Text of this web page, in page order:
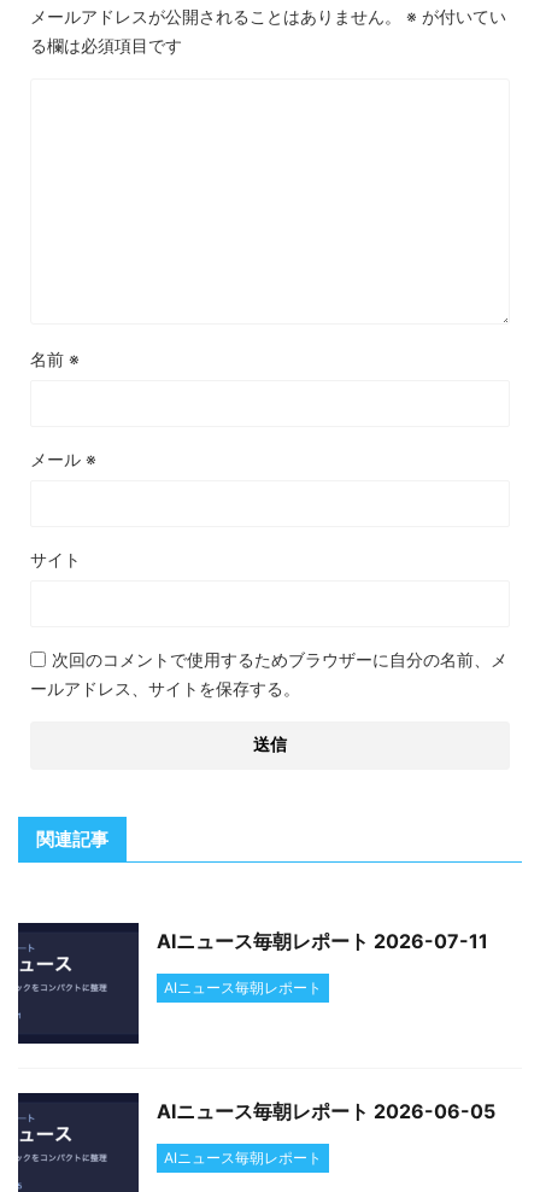
メールアドレスが公開されることはありません。 ※ が付いてい
る欄は必須項目です
名前 ※
メール ※
サイト
次回のコメントで使用するためブラウザーに自分の名前、メ
ールアドレス、サイトを保存する。
関連記事
AIニュース毎朝レポート 2026-07-11
AIニュース毎朝レポート
AIニュース毎朝レポート 2026-06-05
AIニュース毎朝レポート